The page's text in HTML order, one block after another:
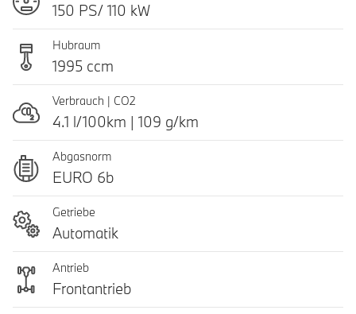
150 PS/ 110 kW
Hubraum
1995 ccm
Verbrauch | CO2
4.1 l/100km | 109 g/km
Abgasnorm
EURO 6b
Getriebe
Automatik
Antrieb
Frontantrieb